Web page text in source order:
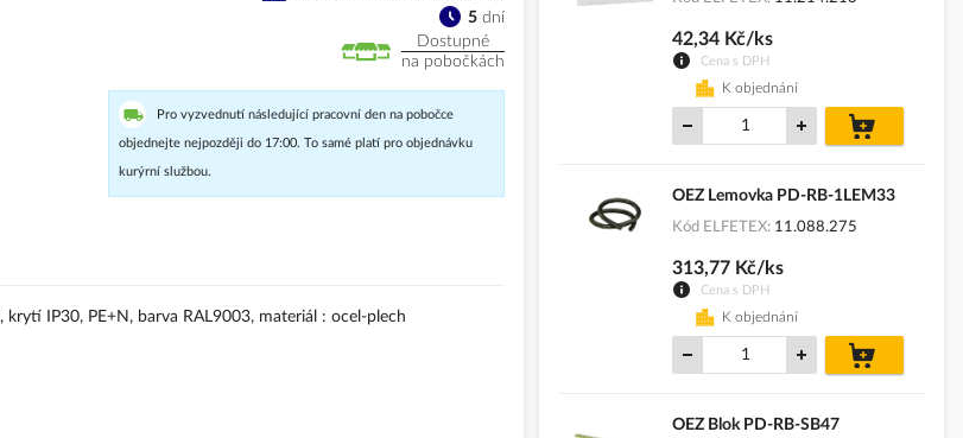
5dní
Dostupné
na pobočkách
Pro vyzvednutí následující pracovní den na pobočce
objednejte nejpozději do 17:00. To samé platí pro objednávku
kurýrní službou.
IP30, PE+N, barva RAL9003, materiál : ocel-plech
Cena s DPH
42,34 Kč/ks
K objednání
košíku
OEZ Lemovka PD-RB-1LEM33
Kód ELFETEX 11.088.275
Cena s DPH
313,77 Kč/ks
K objednání
košíku
OEZ Blok PD-RB-SB47